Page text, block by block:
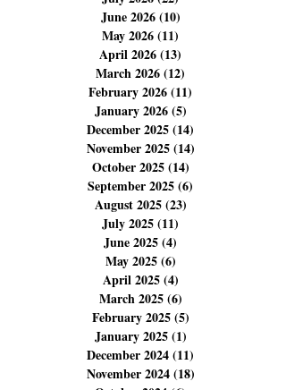
Archives
August 2026 (7)
July 2026 (22)22 posts
June 2026(10)10 posts
May 2026(11)11 posts
April 2026(13)13 posts
March 2026(12)12 posts
February 2026 (11)11 posts
January 2026 (5)5 posts
December 2025(14)
November 2025(14)
October 2025 (14)
September 2025
August 2025(23)
July 2025(11)
June 2025(4)4 posts
May 2025(6)6 posts
April 2025(4)4 posts
March 2025(6)6 posts
February 2025 (5)5 posts